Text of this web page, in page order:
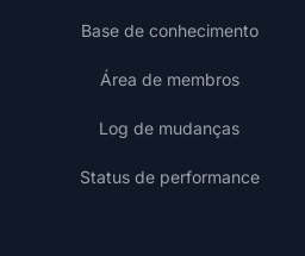
Base de conhecimento
Área de membros
Log de mudanças
Status de performance